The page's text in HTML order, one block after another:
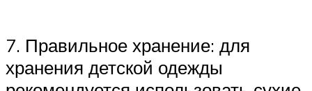
7. Правильное хранение: для
хранения детской одежды